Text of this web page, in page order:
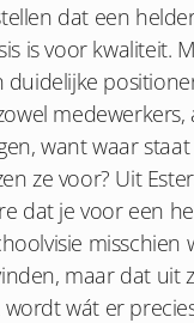
dat een
is voor kwaliteit.
duidelijke
medewerkers,
want waar
ze voor? Uit
dat je voor een
misschien
maar dat uit
wordt wát er